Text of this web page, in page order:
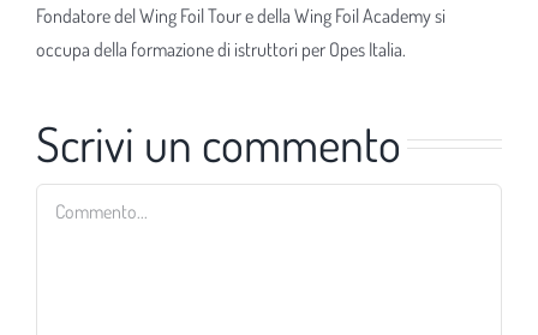
Fondatore del Wing Foil Tour e della Wing Foil Academy si
occupa della formazione di istruttori per Opes Italia.
Scrivi un commento
Commento